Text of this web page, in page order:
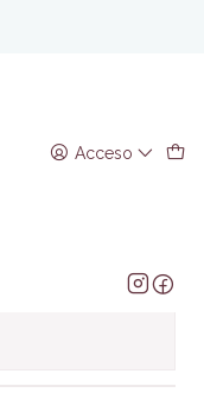
Acceso